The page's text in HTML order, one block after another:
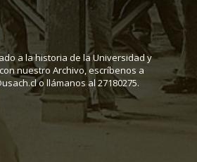
a la historia de la Universidad y
nuestro Archivo, escríbenos a
o llámanos al 27180275.